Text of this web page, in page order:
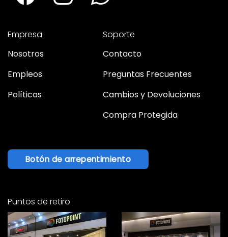
Empresa
Nosotros
Empleos
Políticas
Soporte
Contacto
Preguntas Frecuentes
Cambios y Devoluciones
Compra Protegida
Botón de arrepentimiento
Puntos de retiro